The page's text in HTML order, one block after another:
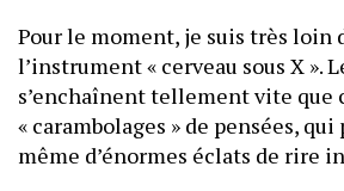
Pour le moment, je suis très loin
l’instrument « cerveau sous X ».
s’enchaînent tellement vite que
« carambolages » de pensées,
même d’énormes éclats de rire